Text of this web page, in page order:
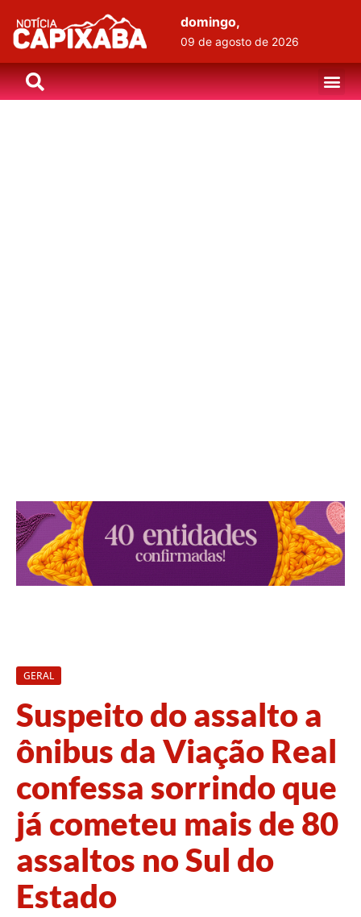
domingo,
09 de agosto de 2026
GERAL
Suspeito do assalto a
ônibus da Viação Real
confessa sorrindo que
já cometeu mais de 80
assaltos no Sul do
Estado